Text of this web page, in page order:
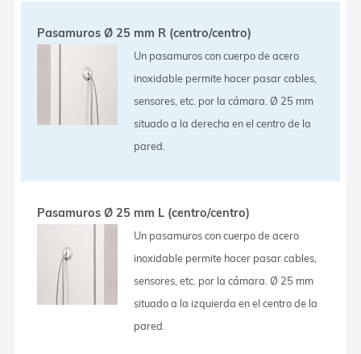
Pasamuros Ø 25 mm R (centro/centro)
Un pasamuros con cuerpo de acero
inoxidable permite hacer pasar cables,
sensores, etc. por la cámara. Ø 25 mm
situado a la derecha en el centro de la
pared.
Pasamuros Ø 25 mm L (centro/centro)
Un pasamuros con cuerpo de acero
inoxidable permite hacer pasar cables,
sensores, etc. por la cámara. Ø 25 mm
situado a la izquierda en el centro de la
pared.